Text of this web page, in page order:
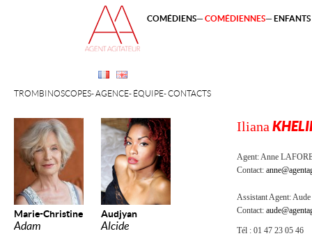
Marie-Christine
Adam
Audjyan
Alcide
TROMBINOSCOPES AGENCE ÉQUIPE CONTACTS
COMÉDIENS COMÉDIENNES
Iliana
Agent:Anne
Contact:
Assistant Agent:Aude
Contact:
Tél : 01 47 23 05 46